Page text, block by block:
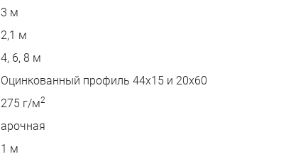
3 м
2,1 м
4, 6, 8 м
Оцинкованный профиль 44х15 и 20х60
275 г/м2
арочная
1 м